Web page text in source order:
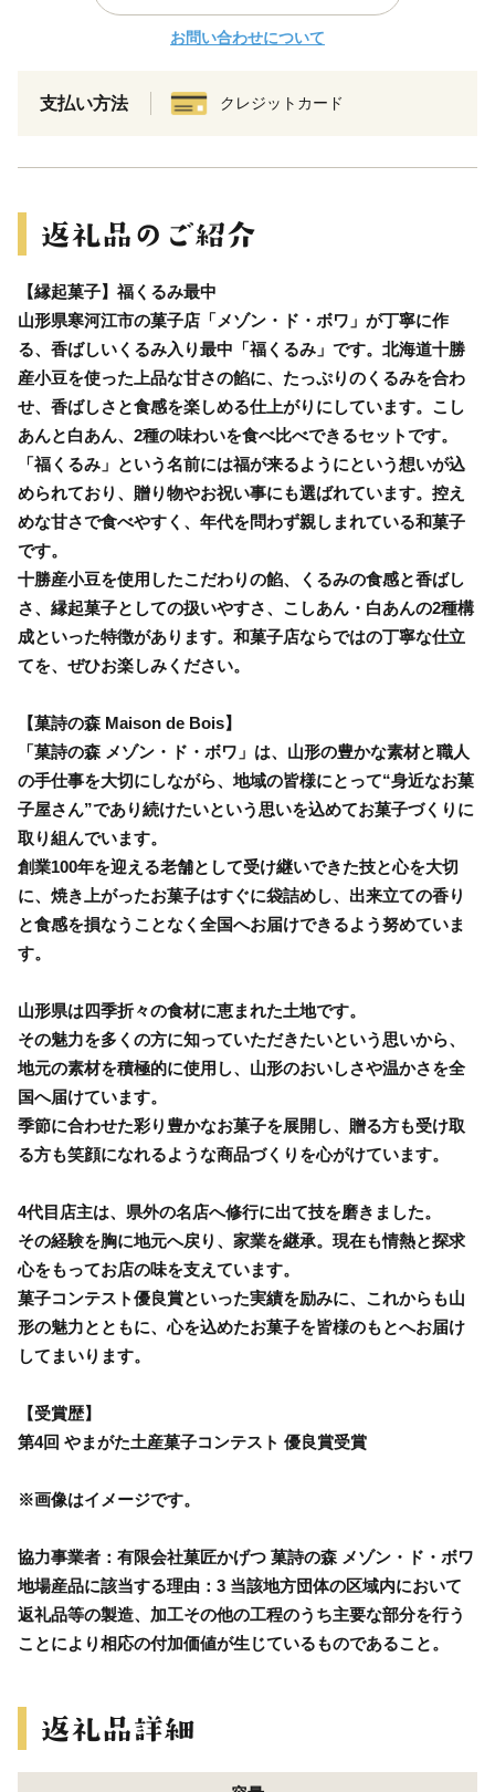
お問い合わせについて
支払い方法 クレジットカード
【縁起菓子】福くるみ最中
山形県寒河江市の菓子店「メゾン・ド・ボワ」が丁寧に作
る、香ばしいくるみ入り最中「福くるみ」です。北海道十勝
産小豆を使った上品な甘さの餡に、たっぷりのくるみを合わ
せ、香ばしさと食感を楽しめる仕上がりにしています。こし
あんと白あん、2種の味わいを食べ比べできるセットです。
「福くるみ」という名前には福が来るようにという想いが込
められており、贈り物やお祝い事にも選ばれています。控え
めな甘さで食べやすく、年代を問わず親しまれている和菓子
です。
十勝産小豆を使用したこだわりの餡、くるみの食感と香ばし
さ、縁起菓子としての扱いやすさ、こしあん・白あんの2種構
成といった特徴があります。和菓子店ならではの丁寧な仕立
てを、ぜひお楽しみください。
【菓詩の森 Maison de Bois】
「菓詩の森 メゾン・ド・ボワ」は、山形の豊かな素材と職人
の手仕事を大切にしながら、地域の皆様にとって“身近なお菓
子屋さん”であり続けたいという思いを込めてお菓子づくりに
取り組んでいます。
創業100年を迎える老舗として受け継いできた技と心を大切
に、焼き上がったお菓子はすぐに袋詰めし、出来立ての香り
と食感を損なうことなく全国へお届けできるよう努めていま
す。
山形県は四季折々の食材に恵まれた土地です。
その魅力を多くの方に知っていただきたいという思いから、
地元の素材を積極的に使用し、山形のおいしさや温かさを全
国へ届けています。
季節に合わせた彩り豊かなお菓子を展開し、贈る方も受け取
る方も笑顔になれるような商品づくりを心がけています。
4代目店主は、県外の名店へ修行に出て技を磨きました。
その経験を胸に地元へ戻り、家業を継承。現在も情熱と探求
心をもってお店の味を支えています。
菓子コンテスト優良賞といった実績を励みに、これからも山
形の魅力とともに、心を込めたお菓子を皆様のもとへお届け
してまいります。
【受賞歴】
第4回 やまがた土産菓子コンテスト 優良賞受賞
※画像はイメージです。
協力事業者：有限会社菓匠かげつ 菓詩の森 メゾン・ド・ボワ
地場産品に該当する理由：3 当該地方団体の区域内において
返礼品等の製造、加工その他の工程のうち主要な部分を行う
ことにより相応の付加価値が生じているものであること。